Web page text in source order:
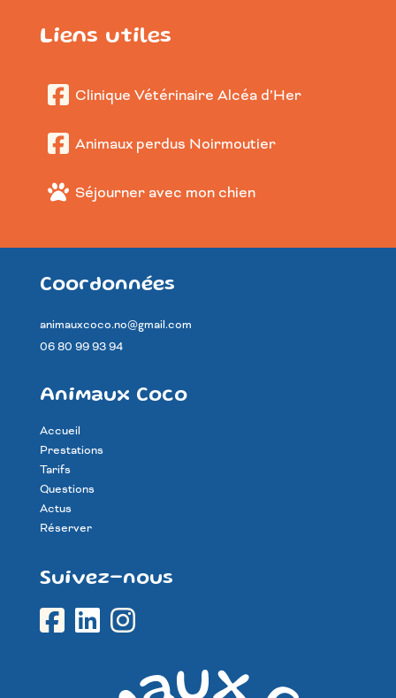
Liens utiles
Clinique Vétérinaire Alcéa d’Her
Animaux perdus Noirmoutier
Séjourner avec mon chien
Coordonnées
animauxcoco.no@gmail.com
06 80 99 93 94
Animaux Coco
Accueil
Prestations
Tarifs
Questions
Actus
Réserver
Suivez-nous